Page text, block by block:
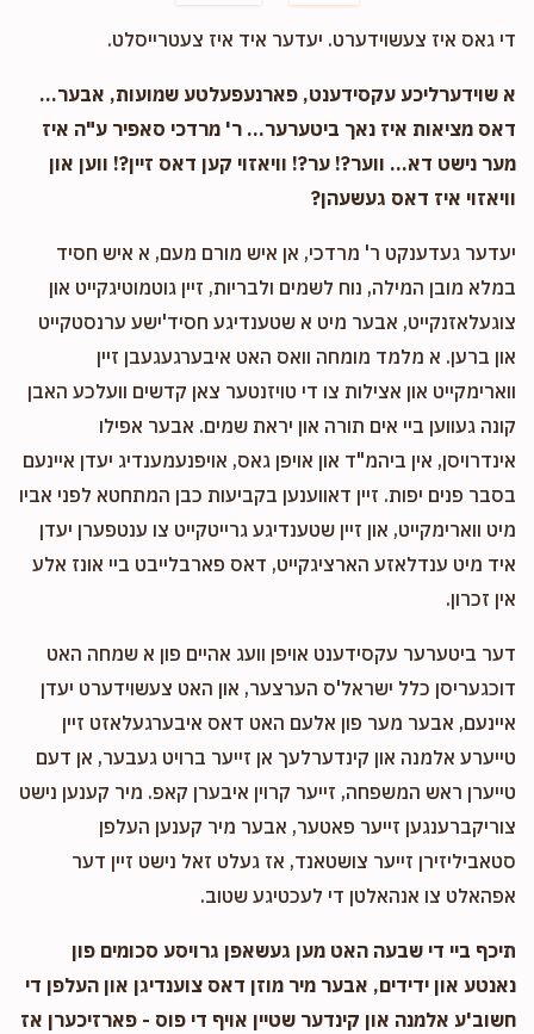
די גאס איז צעשוידערט. יעדער איד איז צעטרייסלט.
א שוידערליכע עקסידענט, פארנעפעלטע שמועות, אבער...
דאס מציאות איז נאך ביטערער... ר' מרדכי סאפיר ע"ה איז
מער נישט דא... ווער?! ער?! וויאזוי קען דאס זיין?! ווען און
וויאזוי איז דאס געשעהן?
יעדער געדענקט ר' מרדכי, אן איש מורם מעם, א איש חסיד
במלא מובן המילה, נוח לשמים ולבריות, זיין גוטמוטיגקייט און
צוגעלאזנקייט, אבער מיט א שטענדיגע חסיד'ישע ערנסטקייט
און ברען. א מלמד מומחה וואס האט איבערגעגעבן זיין
ווארימקייט און אצילות צו די טויזנטער צאן קדשים וועלכע האבן
קונה געווען ביי אים תורה און יראת שמים. אבער אפילו
אינדרויסן, אין ביהמ"ד און אויפן גאס, אויפנעמענדיג יעדן איינעם
בסבר פנים יפות. זיין דאווענען בקביעות כבן המתחטא לפני אביו
מיט ווארימקייט, און זיין שטענדיגע גרייטקייט צו ענטפערן יעדן
איד מיט ענדלאזע הארציגקייט, דאס פארבלייבט ביי אונז אלע
אין זכרון.
דער ביטערער עקסידענט אויפן וועג אהיים פון א שמחה האט
דוכגעריסן כלל ישראל'ס הערצער, און האט צעשוידערט יעדן
איינעם, אבער מער פון אלעם האט דאס איבערגעלאזט זיין
טייערע אלמנה און קינדערלעך אן זייער ברויט געבער, אן דעם
טייערן ראש המשפחה, זייער קרוין איבערן קאפ. מיר קענען נישט
צוריקברענגען זייער פאטער, אבער מיר קענען העלפן
סטאביליזירן זייער צושטאנד, אז געלט זאל נישט זיין דער
אפהאלט צו אנהאלטן די לעכטיגע שטוב.
תיכף ביי די שבעה האט מען געשאפן גרויסע סכומים פון
נאנטע און ידידים, אבער מיר מוזן דאס צוענדיגן און העלפן די
חשוב'ע אלמנה און קינדער שטיין אויף די פוס - פארזיכערן אז